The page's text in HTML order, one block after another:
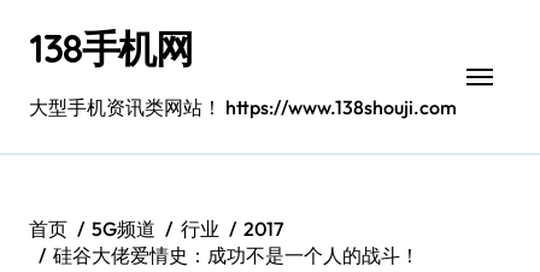
138手机网
大型手机资讯类网站！ https://www.138shouji.com
首页 5G频道 行业
2017
硅谷大佬爱情史：成功不是一个人的战斗！